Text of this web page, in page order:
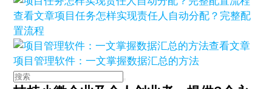
查看文章项目任务怎样实现责任人自动分配？完整配
置流程
查看文章
项目管理软件：一文掌握数据汇总的方法